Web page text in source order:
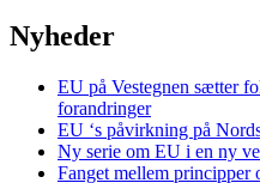
Nyheder
EU på Vestegnen sætter
forandringer
EU ‘s påvirkning på
Ny serie om EU i en ny
Fanget mellem principper